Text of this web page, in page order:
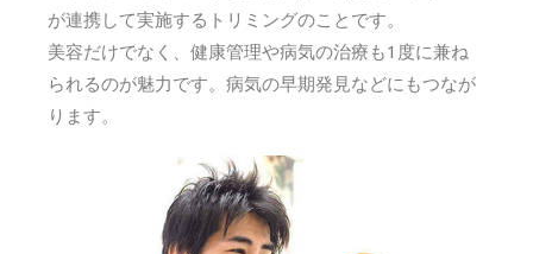
が連携して実施するトリミングのことです。
美容だけでなく、健康管理や病気の治療も1度に兼ね
られるのが魅力です。病気の早期発見などにもつなが
ります。